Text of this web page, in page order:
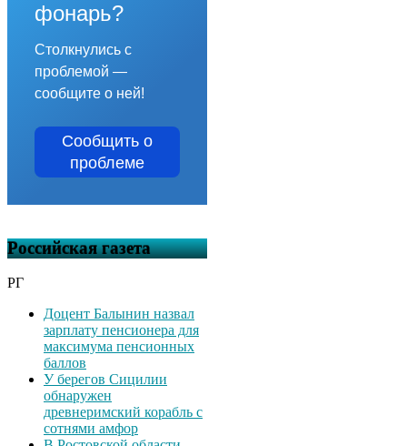
фонарь?
Столкнулись с
проблемой —
сообщите о ней!
Сообщить о
проблеме
Российская газета
РГ
Доцент Балынин назвал
зарплату пенсионера для
максимума пенсионных
баллов
У берегов Сицилии
обнаружен
древнеримский корабль с
сотнями амфор